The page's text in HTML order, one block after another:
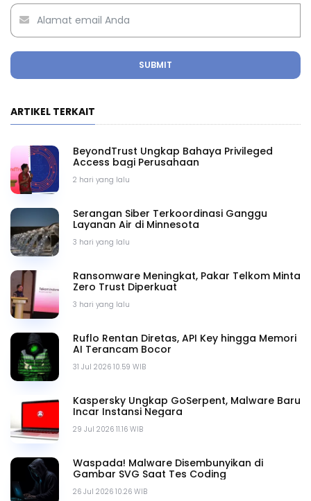
SUBMIT
ARTIKEL TERKAIT
2 hari yang lalu
BeyondTrust Ungkap Bahaya Privileged
Access bagi Perusahaan
3 hari yang lalu
Serangan Siber Terkoordinasi Ganggu
Layanan Air di Minnesota
3 hari yang lalu
Ransomware Meningkat, Pakar Telkom Minta
Zero Trust Diperkuat
31 Jul 2026 10.59 WIB
Ruflo Rentan Diretas, API Key hingga Memori
AI Terancam Bocor
29 Jul 2026 11.16 WIB
Kaspersky Ungkap GoSerpent, Malware Baru
Incar Instansi Negara
26 Jul 2026 10.26 WIB
Waspada! Malware Disembunyikan di
Gambar SVG Saat Tes Coding